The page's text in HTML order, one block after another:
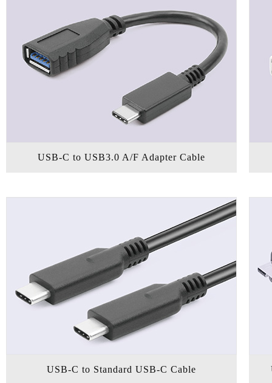
USB-C to USB3.0 A/F Adapter Cable
USB-C to Standard USB-C Cable